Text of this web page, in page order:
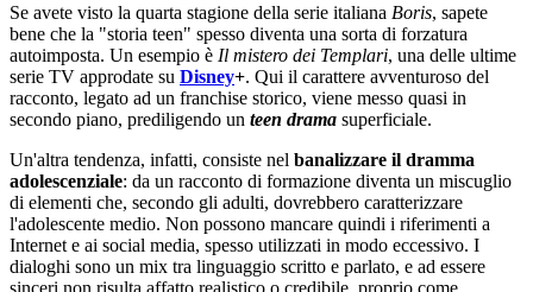
Se avete visto la quarta stagione della serie italiana Boris, sapete
bene che la "storia teen" spesso diventa una sorta di forzatura
autoimposta. Un esempio è Il mistero dei Templari, una delle ultime
serie TV approdate su Disney+. Qui il carattere avventuroso del
racconto, legato ad un franchise storico, viene messo quasi in
secondo piano, prediligendo un teen drama superficiale.
Un'altra tendenza, infatti, consiste nel banalizzare il dramma
adolescenziale: da un racconto di formazione diventa un miscuglio
di elementi che, secondo gli adulti, dovrebbero caratterizzare
l'adolescente medio. Non possono mancare quindi i riferimenti a
Internet e ai social media, spesso utilizzati in modo eccessivo. I
dialoghi sono un mix tra linguaggio scritto e parlato, e ad essere
sinceri non risulta affatto realistico o credibile, proprio come